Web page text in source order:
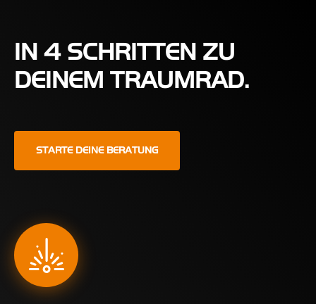
IN 4 SCHRITTEN ZU
DEINEM TRAUMRAD.
STARTE DEINE BERATUNG